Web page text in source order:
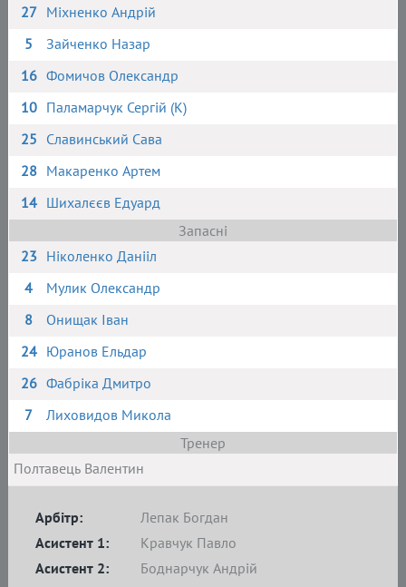
27 Міхненко Андрій
5
Зайченко Назар
16 Фомичов Олександр
10 Паламарчук Сергій (К)
25 Славинський Сава
28 Макаренко Артем
14 Шихалєєв Едуард
Запасні
23 Ніколенко Данііл
4
Мулик Олександр
8
Онищак Іван
24 Юранов Ельдар
26 Фабріка Дмитро
7
Лиховидов Микола
Тренер
Полтавець Валентин
Арбітр:
Лепак Богдан
Асистент 1:
Кравчук Павло
Асистент 2:
Боднарчук Андрій